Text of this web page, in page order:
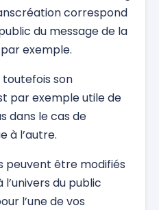
correspond
du message de la
exemple.
son
par exemple utile de
dans le cas de
à l’autre.
peuvent être modifiés
du public
l’une de vos